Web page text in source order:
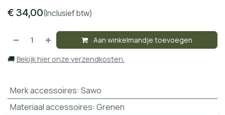
€ 34,00(Inclusief btw)
Aan winkelmandje toevoegen
🚚 Bekijk hier onze verzendkosten.
Merk accessoires: Sawo
Materiaal accessoires: Grenen